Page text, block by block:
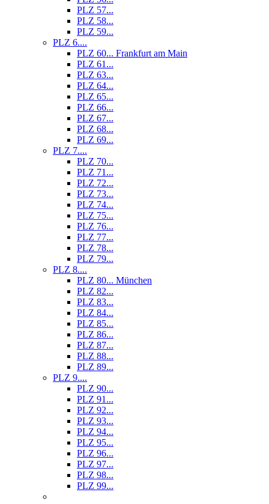
PLZ 57...
PLZ 58...
PLZ 59...
PLZ 6....
PLZ 60... Frankfurt am Main
PLZ 61...
PLZ 63...
PLZ 64...
PLZ 65...
PLZ 66...
PLZ 67...
PLZ 68...
PLZ 69...
PLZ 7....
PLZ 70...
PLZ 71...
PLZ 72...
PLZ 73...
PLZ 74...
PLZ 75...
PLZ 76...
PLZ 77...
PLZ 78...
PLZ 79...
PLZ 8....
PLZ 80... München
PLZ 82...
PLZ 83...
PLZ 84...
PLZ 85...
PLZ 86...
PLZ 87...
PLZ 88...
PLZ 89...
PLZ 9....
PLZ 90...
PLZ 91...
PLZ 92...
PLZ 93...
PLZ 94...
PLZ 95...
PLZ 96...
PLZ 97...
PLZ 98...
PLZ 99...